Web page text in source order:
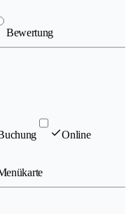
Bewertung
Online